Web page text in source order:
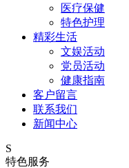
医疗保健
特色护理
精彩生活
文娱活动
党员活动
健康指南
客户留言
联系我们
新闻中心
S
特色服务